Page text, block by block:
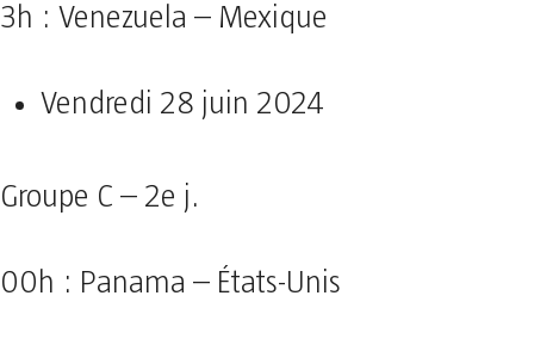
3h : Venezuela – Mexique
Vendredi 28 juin 2024
Groupe C – 2e j.
00h : Panama – États-Unis